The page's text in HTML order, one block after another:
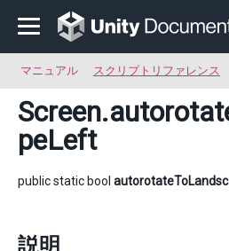
マニュアル スクリプトリファレンス
Screen
peLeft
public static bool
説明